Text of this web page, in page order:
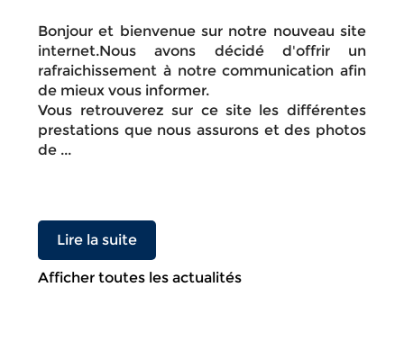
Bonjour et bienvenue sur notre nouveau site
internet.Nous avons décidé d'offrir un
rafraichissement à notre communication afin
de mieux vous informer.
Vous retrouverez sur ce site les différentes
prestations que nous assurons et des photos
de ...
Lire la suite
Afficher toutes les actualités